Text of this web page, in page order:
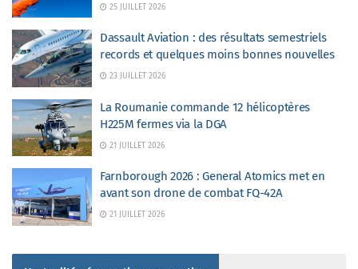
25 JUILLET 2026
Dassault Aviation : des résultats semestriels
records et quelques moins bonnes nouvelles
23 JUILLET 2026
La Roumanie commande 12 hélicoptères
H225M fermes via la DGA
21 JUILLET 2026
Farnborough 2026 : General Atomics met en
avant son drone de combat FQ-42A
21 JUILLET 2026